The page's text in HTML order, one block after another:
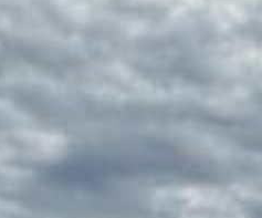
Tingvoll